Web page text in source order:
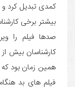
بیشتر برخی
صدها فیلم را
همین زمان بود که
فیلم های بد